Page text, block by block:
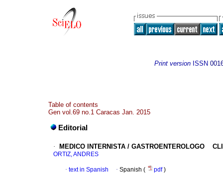
Print version ISSN
Table of contents
Gen vol.69 no.1 Caracas Jan. 2015
Editorial
· MEDICO INTERNISTA / GASTROENTEROLOGO
ORTIZ, ANDRES
· text in Spanish · Spanish ( pdf)